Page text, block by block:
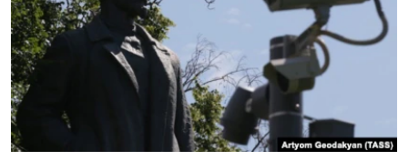
РАСПИСАНИЕ ВЕЩАНИЯ
ПОДПИШИТЕСЬ НА РАССЫЛКУ
СОЦИАЛЬНЫЕ СЕТИ